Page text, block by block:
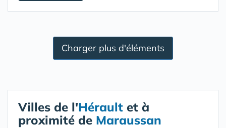
Charger plus d'éléments
Villes de l'Hérault et à
proximité de Maraussan